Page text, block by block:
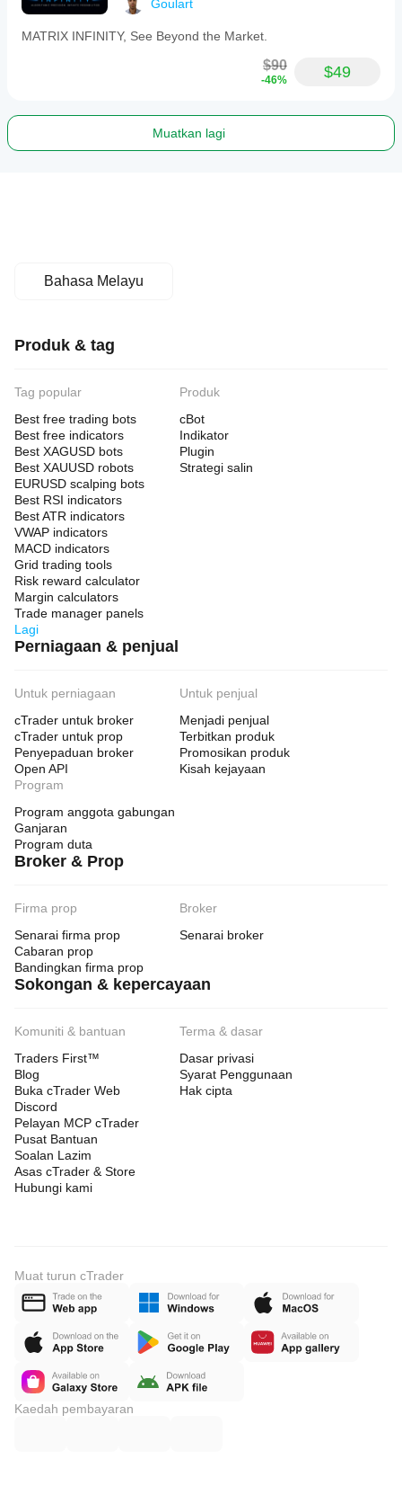
Goulart
MATRIX INFINITY, See Beyond the Market.
$90
-46% $49
Muatkan lagi
Bahasa Melayu
Produk & tag
Tag popular
Best free trading bots
Best free indicators
Best XAGUSD bots
Best XAUUSD robots
EURUSD scalping bots
Best RSI indicators
Best ATR indicators
VWAP indicators
MACD indicators
Grid trading tools
Risk reward calculator
Margin calculators
Trade manager panels
Lagi
Produk
cBot
Indikator
Plugin
Strategi salin
Perniagaan & penjual
Untuk perniagaan
cTrader untuk broker
cTrader untuk prop
Penyepaduan broker
Open API
Untuk penjual
Menjadi penjual
Terbitkan produk
Promosikan produk
Kisah kejayaan
Program
Program anggota gabungan
Ganjaran
Program duta
Broker & Prop
Firma prop
Senarai firma prop
Cabaran prop
Bandingkan firma prop
Broker
Senarai broker
Sokongan & kepercayaan
Komuniti & bantuan
Traders First™
Blog
Buka cTrader Web
Discord
Pelayan MCP cTrader
Pusat Bantuan
Soalan Lazim
Asas cTrader & Store
Hubungi kami
Terma & dasar
Dasar privasi
Syarat Penggunaan
Hak cipta
Muat turun cTrader
Kaedah pembayaran